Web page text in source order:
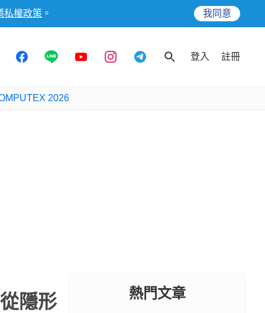
私權政策 。 我同意
登入 註冊
2026
隱形
熱門文章